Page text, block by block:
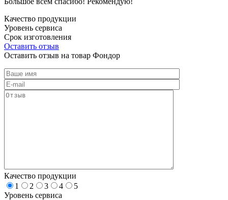
Качество продукции
Уровень сервиса
Срок изготовления
Оставить отзыв
Оставить отзыв на товар Фондор
Качество продукции
1
2 3 4
5
Уровень сервиса